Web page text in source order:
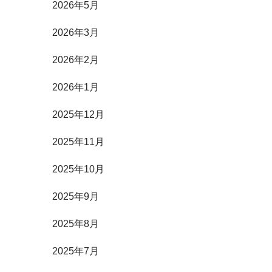
2026年5月
2026年3月
2026年2月
2026年1月
2025年12月
2025年11月
2025年10月
2025年9月
2025年8月
2025年7月